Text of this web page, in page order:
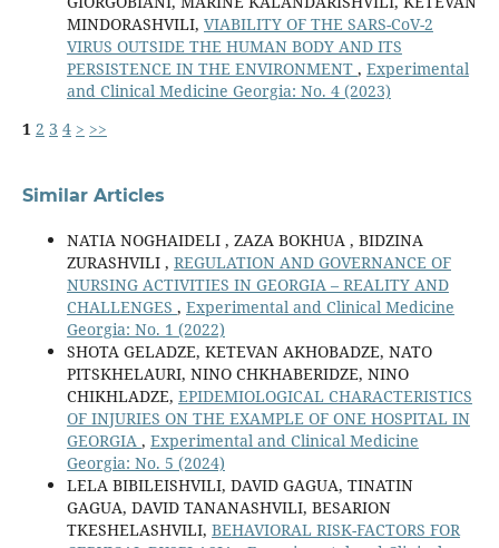
MINDORASHVILI, VIABILITY OF THE SARS-CoV-2
VIRUS OUTSIDE THE HUMAN BODY AND ITS
PERSISTENCE IN THE ENVIRONMENT , Experimental
and Clinical Medicine Georgia: No. 4 (2023)
1 2 3 4 > >>
Similar Articles
NATIA NOGHAIDELI , ZAZA BOKHUA , BIDZINA
ZURASHVILI , REGULATION AND GOVERNANCE OF
NURSING ACTIVITIES IN GEORGIA – REALITY AND
CHALLENGES , Experimental and Clinical Medicine
Georgia: No. 1 (2022)
SHOTA GELADZE, KETEVAN AKHOBADZE, NATO
PITSKHELAURI, NINO CHKHABERIDZE, NINO
CHIKHLADZE, EPIDEMIOLOGICAL CHARACTERISTICS
OF INJURIES ON THE EXAMPLE OF ONE HOSPITAL IN
GEORGIA , Experimental and Clinical Medicine
Georgia: No. 5 (2024)
LELA BIBILEISHVILI, DAVID GAGUA, TINATIN
GAGUA, DAVID TANANASHVILI, BESARION
TKESHELASHVILI, BEHAVIORAL RISK-FACTORS FOR